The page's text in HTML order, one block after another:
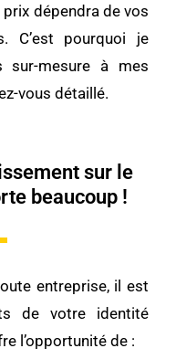
dépendra de vos
C’est pourquoi je
sur-mesure à mes
vous détaillé.
sur le
beaucoup !
entreprise, il est
de votre identité
l’opportunité de :